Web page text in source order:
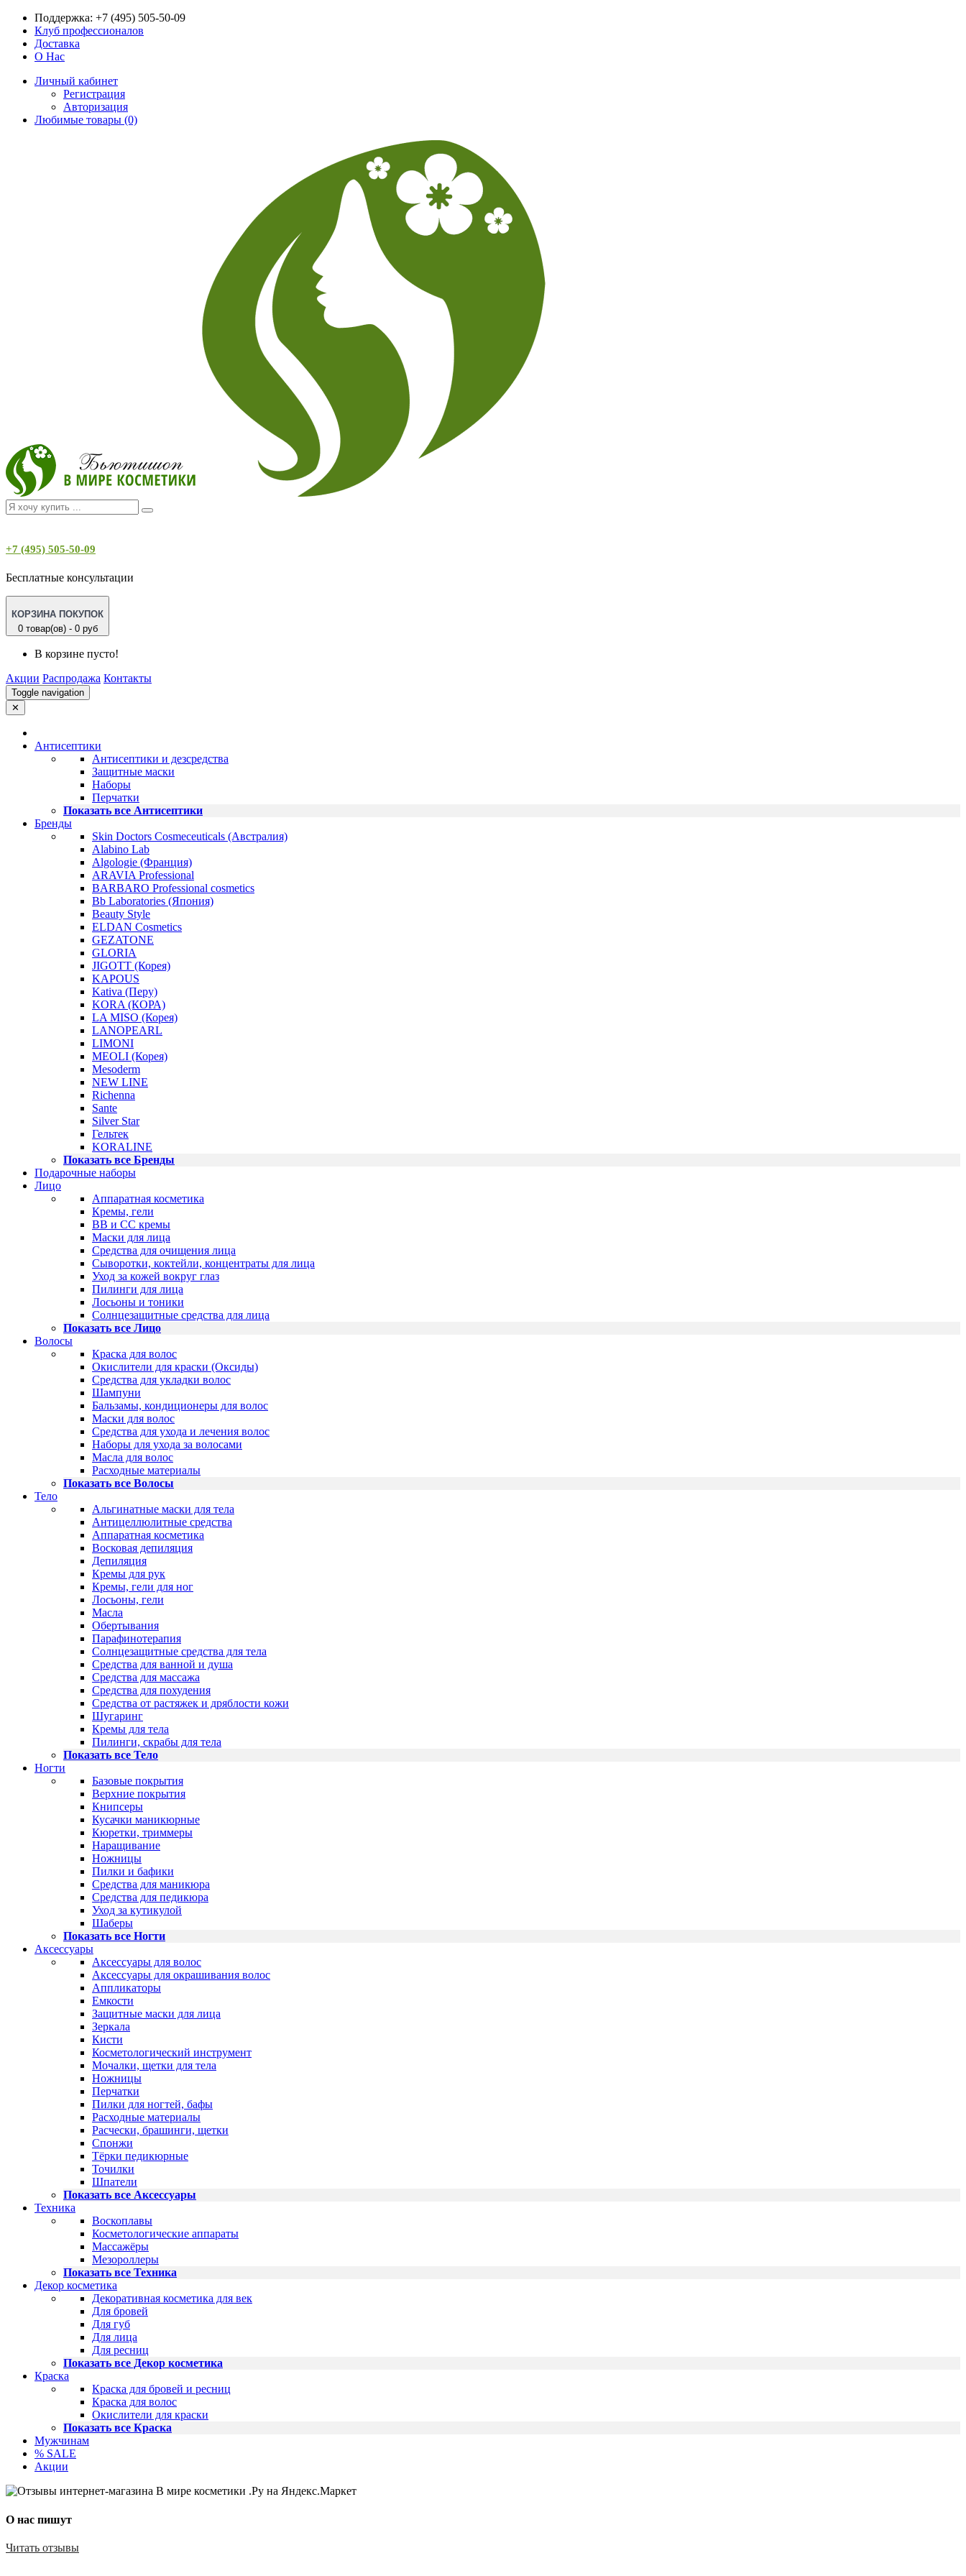
Поддержка: +7 (495) 505-50-09
Клуб профессионалов
Доставка
О Нас
Личный кабинет
Регистрация
Авторизация
Любимые товары (0)
+7 (495) 505-50-09
Бесплатные консультации
КОРЗИНА ПОКУПОК
0 товар(ов) - 0 руб
В корзине пусто!
Акции Распродажа Контакты
Toggle navigation
✕
Антисептики
Антисептики и дезсредства
Защитные маски
Наборы
Перчатки
Показать все Антисептики
Бренды
Skin Doctors Cosmeceuticals (Австралия)
Alabino Lab
Algologie (Франция)
ARAVIA Professional
BARBARO Professional cosmetics
Bb Laboratories (Япония)
Beauty Style
ELDAN Cosmetics
GEZATONE
GLORIA
JIGOTT (Корея)
KAPOUS
Kativa (Перу)
KORA (КОРА)
LA MISO (Корея)
LANOPEARL
LIMONI
MEOLI (Корея)
Mesoderm
NEW LINE
Richenna
Sante
Silver Star
Гельтек
KORALINE
Показать все Бренды
Подарочные наборы
Лицо
Аппаратная косметика
Кремы, гели
BB и CC кремы
Маски для лица
Средства для очищения лица
Сыворотки, коктейли, концентраты для лица
Уход за кожей вокруг глаз
Пилинги для лица
Лосьоны и тоники
Солнцезащитные средства для лица
Показать все Лицо
Волосы
Краска для волос
Окислители для краски (Оксиды)
Средства для укладки волос
Шампуни
Бальзамы, кондиционеры для волос
Маски для волос
Средства для ухода и лечения волос
Наборы для ухода за волосами
Масла для волос
Расходные материалы
Показать все Волосы
Тело
Альгинатные маски для тела
Антицеллюлитные средства
Аппаратная косметика
Восковая депиляция
Депиляция
Кремы для рук
Кремы, гели для ног
Лосьоны, гели
Масла
Обертывания
Парафинотерапия
Солнцезащитные средства для тела
Средства для ванной и душа
Средства для массажа
Средства для похудения
Средства от растяжек и дряблости кожи
Шугаринг
Кремы для тела
Пилинги, скрабы для тела
Показать все Тело
Ногти
Базовые покрытия
Верхние покрытия
Книпсеры
Кусачки маникюрные
Кюретки, триммеры
Наращивание
Ножницы
Пилки и бафики
Средства для маникюра
Средства для педикюра
Уход за кутикулой
Шаберы
Показать все Ногти
Аксессуары
Аксессуары для волос
Аксессуары для окрашивания волос
Аппликаторы
Емкости
Защитные маски для лица
Зеркала
Кисти
Косметологический инструмент
Мочалки, щетки для тела
Ножницы
Перчатки
Пилки для ногтей, бафы
Расходные материалы
Расчески, брашинги, щетки
Спонжи
Тёрки педикюрные
Точилки
Шпатели
Показать все Аксессуары
Техника
Воскоплавы
Косметологические аппараты
Массажёры
Мезороллеры
Показать все Техника
Декор косметика
Декоративная косметика для век
Для бровей
Для губ
Для лица
Для ресниц
Показать все Декор косметика
Краска
Краска для бровей и ресниц
Краска для волос
Окислители для краски
Показать все Краска
Мужчинам
% SALE
Акции
О нас пишут
Читать отзывы